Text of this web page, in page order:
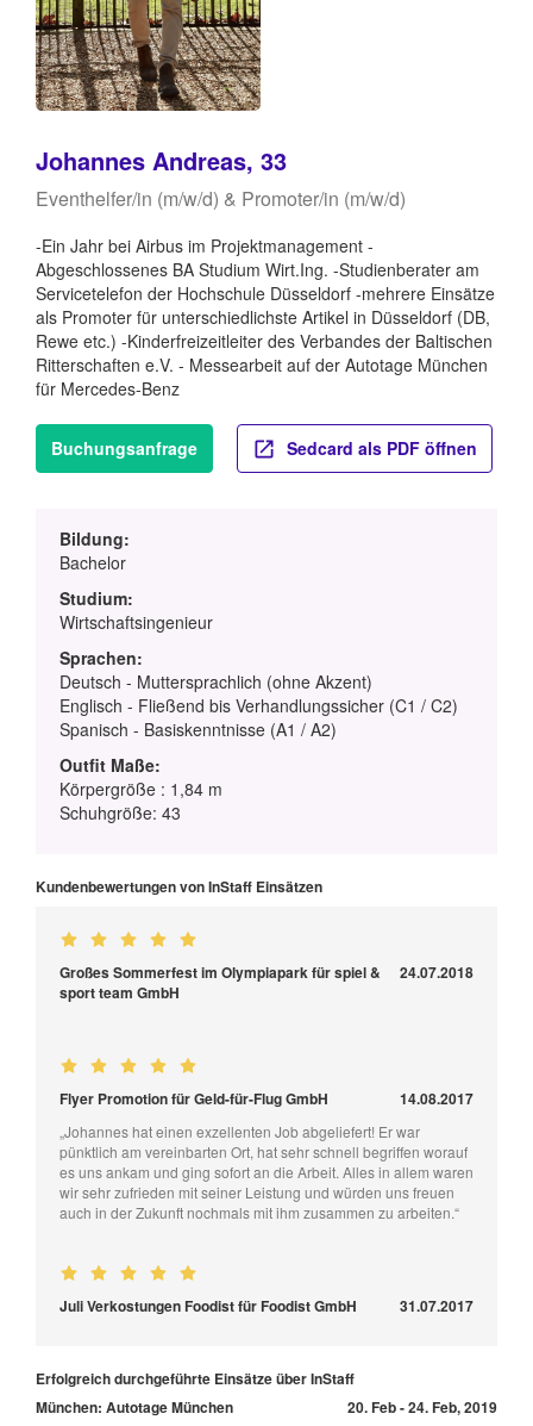
Johannes Andreas, 33
Eventhelfer/in (m/w/d) & Promoter/in (m/w/d)
-Ein Jahr bei Airbus im Projektmanagement -
Abgeschlossenes BA Studium Wirt.Ing. -Studienberater am
Servicetelefon der Hochschule Düsseldorf -mehrere Einsätze
als Promoter für unterschiedlichste Artikel in Düsseldorf (DB,
Rewe etc.) -Kinderfreizeitleiter des Verbandes der Baltischen
Ritterschaften e.V. - Messearbeit auf der Autotage München
für Mercedes-Benz
Buchungsanfrage Sedcard als PDF öffnen
Bildung:
Bachelor
Studium:
Wirtschaftsingenieur
Sprachen:
Deutsch - Muttersprachlich (ohne Akzent)
Englisch - Fließend bis Verhandlungssicher (C1 / C2)
Spanisch - Basiskenntnisse (A1 / A2)
Outfit Maße:
Körpergröße : 1,84 m
Schuhgröße: 43
Kundenbewertungen von InStaff Einsätzen
Großes Sommerfest im Olympiapark für spiel &
sport team GmbH
24.07.2018
Flyer Promotion für Geld-für-Flug GmbH 14.08.2017
„Johannes hat einen exzellenten Job abgeliefert! Er war
pünktlich am vereinbarten Ort, hat sehr schnell begriffen worauf
es uns ankam und ging sofort an die Arbeit. Alles in allem waren
wir sehr zufrieden mit seiner Leistung und würden uns freuen
auch in der Zukunft nochmals mit ihm zusammen zu arbeiten.“
Juli Verkostungen Foodist für Foodist GmbH 31.07.2017
Erfolgreich durchgeführte Einsätze über InStaff
München: Autotage München
20. Feb - 24. Feb, 2019